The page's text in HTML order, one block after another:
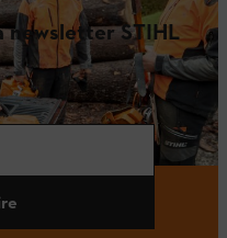
newsletter STIHL